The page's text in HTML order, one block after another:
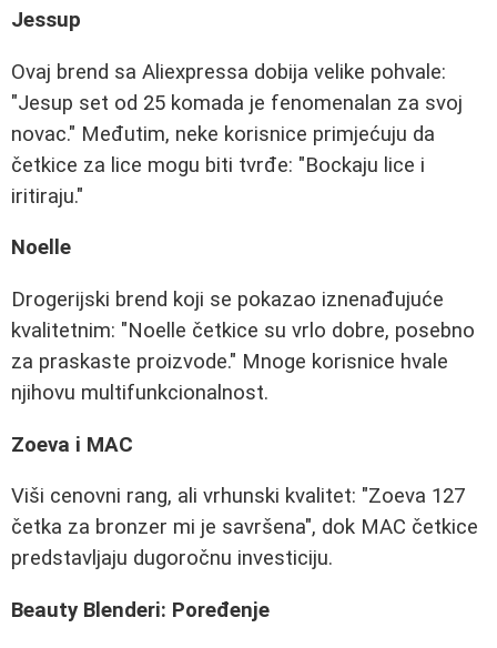
Jessup
Ovaj brend sa Aliexpressa dobija velike pohvale:
"Jesup set od 25 komada je fenomenalan za svoj
novac." Međutim, neke korisnice primjećuju da
četkice za lice mogu biti tvrđe: "Bockaju lice i
iritiraju."
Noelle
Drogerijski brend koji se pokazao iznenađujuće
kvalitetnim: "Noelle četkice su vrlo dobre, posebno
za praskaste proizvode." Mnoge korisnice hvale
njihovu multifunkcionalnost.
Zoeva i MAC
Viši cenovni rang, ali vrhunski kvalitet: "Zoeva 127
četka za bronzer mi je savršena", dok MAC četkice
predstavljaju dugoročnu investiciju.
Beauty Blenderi: Poređenje